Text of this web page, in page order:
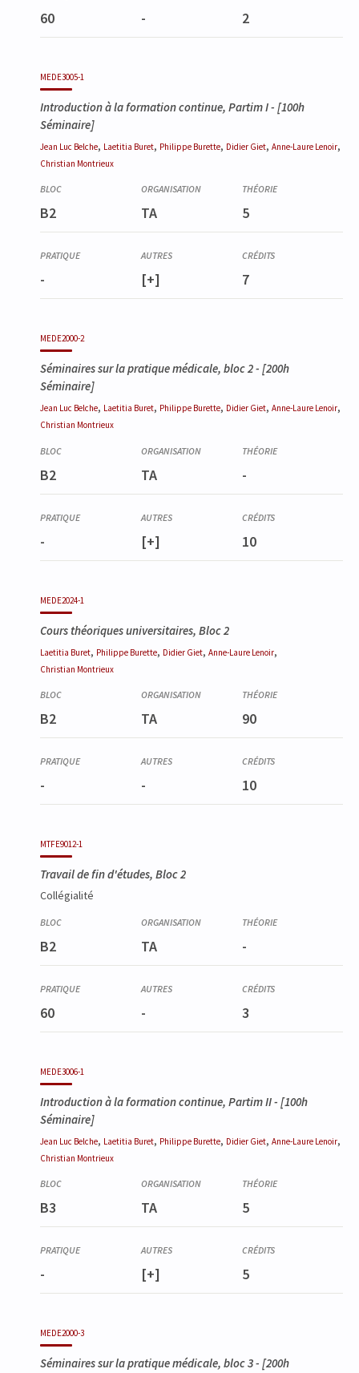
60 - 2
MEDE3005-1
Introduction à la formation continue, Partim I- [100h
Séminaire]
Jean Luc Belche, Laetitia Buret, Philippe Burette, Didier Giet, Anne-Laure Lenoir,
Christian Montrieux
B2 TA 5
- [+] 7
MEDE2000-2
Séminaires sur la pratique médicale, bloc 2- [200h
Séminaire]
Jean Luc Belche, Laetitia Buret, Philippe Burette, Didier Giet, Anne-Laure Lenoir,
Christian Montrieux
B2 TA -
- [+] 10
MEDE2024-1
Cours théoriques universitaires, Bloc 2
Laetitia Buret, Philippe Burette, Didier Giet, Anne-Laure Lenoir,
Christian Montrieux
B2 TA 90
- - 10
MTFE9012-1
Travail de fin d'études, Bloc 2
Collégialité
B2 TA -
60 - 3
MEDE3006-1
Introduction à la formation continue, Partim II- [100h
Séminaire]
Jean Luc Belche, Laetitia Buret, Philippe Burette, Didier Giet, Anne-Laure Lenoir,
Christian Montrieux
B3 TA 5
- [+] 5
MEDE2000-3
Séminaires sur la pratique médicale, bloc 3- [200h